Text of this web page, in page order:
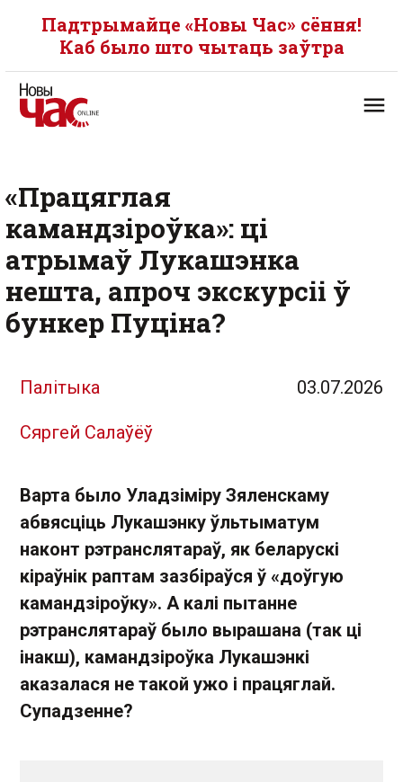
Падтрымайце «Новы Час» сёння!
Каб было што чытаць заўтра
«Працяглая
камандзіроўка»: ці
атрымаў Лукашэнка
нешта, апроч экскурсіі ў
бункер Пуціна?
Палітыка 03.07.2026
Сяргей Салаўёў
Варта было Уладзіміру Зяленскаму
абвясціць Лукашэнку ўльтыматум
наконт рэтранслятараў, як беларускі
кіраўнік раптам зазбіраўся ў «доўгую
камандзіроўку». А калі пытанне
рэтранслятараў было вырашана (так ці
інакш), камандзіроўка Лукашэнкі
аказалася не такой ужо і працяглай.
Супадзенне?